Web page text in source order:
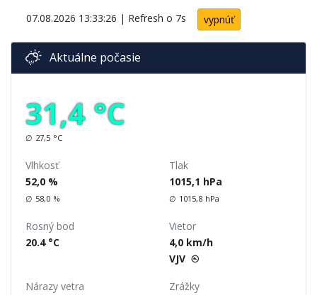
07.08.2026 13:33:26 | Refresh o 7s vypnúť
Aktuálne počasie
31,4 °C
∅ 27,5 °C
Vlhkosť
52,0 %
∅ 58,0 %
Tlak
1015,1 hPa
∅ 1015,8 hPa
Rosný bod
20.4 °C
Vietor
4,0 km/h
VJV
Nárazy vetra
Zrážky